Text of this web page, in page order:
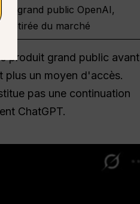
grand public OpenAI,
retirée du marché
produit grand public avant
plus un moyen d'accès.
pas une continuation
ChatGPT.